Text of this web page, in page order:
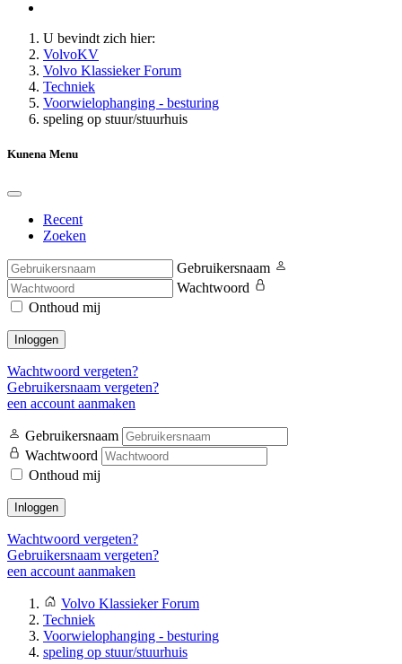
U bevindt zich hier:
VolvoKV
Volvo Klassieker Forum
Techniek
Voorwielophanging - besturing
speling op stuur/stuurhuis
Kunena Menu
Recent
Zoeken
Gebruikersnaam
Wachtwoord
Onthoud mij
Inloggen
Wachtwoord vergeten?
Gebruikersnaam vergeten?
een account aanmaken
Gebruikersnaam
Wachtwoord
Onthoud mij
Inloggen
Wachtwoord vergeten?
Gebruikersnaam vergeten?
een account aanmaken
Volvo Klassieker Forum
Techniek
Voorwielophanging - besturing
speling op stuur/stuurhuis